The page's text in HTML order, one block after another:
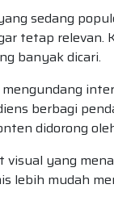
sedang
tetap
banyak dicari.
berbagi
didorong
visual yang
lebih mudah